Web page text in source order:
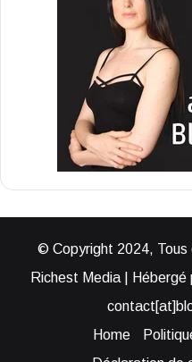
© Copyright 2024,
Richest Media | Hébergé
Home